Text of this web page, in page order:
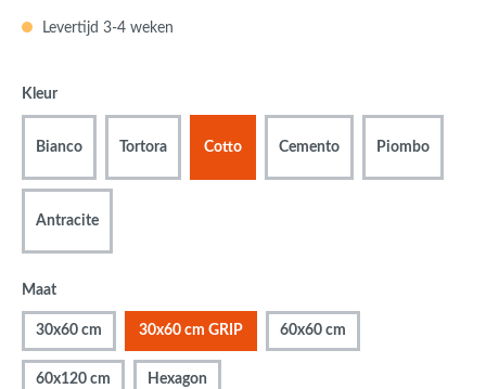
Levertijd 3-4 weken
Kleur
Bianco Tortora Cotto Cemento Piombo
Antracite
Maat
30x60 cm 30x60 cm GRIP 60x60 cm
60x120 cm Hexagon